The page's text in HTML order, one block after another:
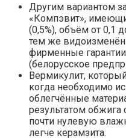
Другим вариантом
«Компэвит»,
(0,5%), объём от 0,1
тем же
фирменные
(белорусское
Вермикулит,
когда необходимо
облегчённые
результатом
почти нулевую
легче керамзита.